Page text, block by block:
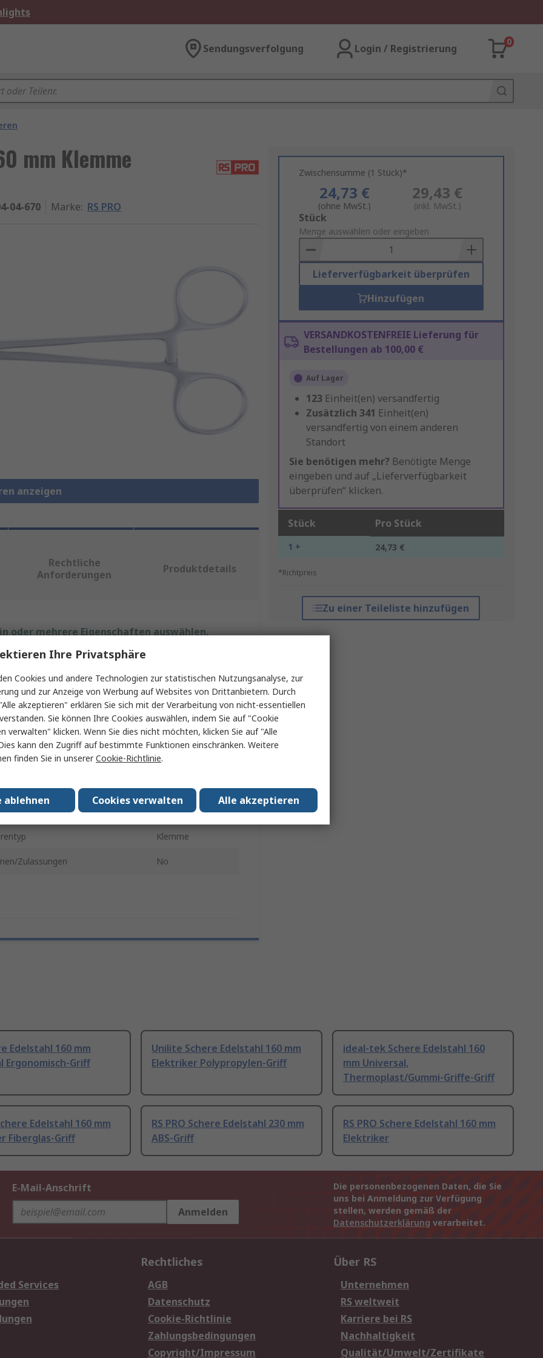
Sendungsverfolgung Login / Registrierung
0
mm Klemme
04-670 Marke: RS PRO
anzeigen
Zwischensumme (1 Stück)*
24,73 €
(ohne MwSt.)
29,43 €
(inkl. MwSt.)
Add
to
Basket
Stück
Menge auswählen oder eingeben
Lieferverfügbarkeit überprüfen
Hinzufügen
VERSANDKOSTENFREIE Lieferung für
Bestellungen ab 100,00 €
Auf Lager
123 Einheit(en) versandfertig
Zusätzlich 341 Einheit(en)
versandfertig von einem anderen
Standort
Sie benötigen mehr? Benötigte Menge
eingeben und auf „Lieferverfügbarkeit
überprüfen“ klicken.
Stück Pro Stück
1 + 24,73 €
*Richtpreis
Zu einer Teileliste hinzufügen
Rechtliche
Anforderungen
Produktdetails
oder mehrere Eigenschaften auswählen.
RS PRO
Typ Schere
Edelstahl
160mm
37mm
Edelstahl
Klemme
Zulassungen No
Edelstahl 160 mm
Ergonomisch-Griff
Unilite Schere Edelstahl 160 mm
Elektriker Polypropylen-Griff
ideal-tek Schere Edelstahl 160
mm Universal,
Thermoplast/Gummi-Griffe-Griff
Edelstahl 160 mm
Fiberglas-Griff
RS PRO Schere Edelstahl 230 mm
ABS-Griff
RS PRO Schere Edelstahl 160 mm
Elektriker
E-Mail-Anschrift
Anmelden
Die personenbezogenen Daten, die Sie
uns bei Anmeldung zur Verfügung
stellen, werden gemäß der
Datenschutzerklärung verarbeitet.
Services
Rechtliches
AGB
Datenschutz
Cookie-Richtlinie
Zahlungsbedingungen
Copyright/Impressum
Über RS
Unternehmen
RS weltweit
Karriere bei RS
Nachhaltigkeit
Qualität/Umwelt/Zertifikate
Ihre Privatsphäre
Cookies und andere Technologien zur statistischen Nutzungsanalyse, zur
und zur Anzeige von Werbung auf Websites von Drittanbietern. Durch
akzeptieren" erklären Sie sich mit der Verarbeitung von nicht-essentiellen
Sie können Ihre Cookies auswählen, indem Sie auf "Cookie
verwalten" klicken. Wenn Sie dies nicht möchten, klicken Sie auf "Alle
kann den Zugriff auf bestimmte Funktionen einschränken. Weitere
finden Sie in unsererCookie-Richtlinie.
Alle akzeptieren
Cookies verwalten
ablehnen